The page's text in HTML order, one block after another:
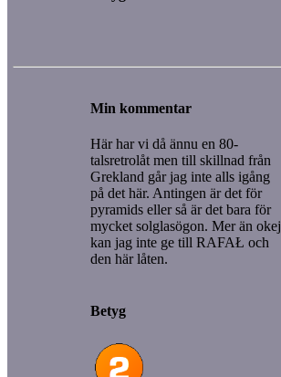
Min kommentar
Här har vi då ännu en 80-
talsretrolåt men till skillnad från
Grekland går jag inte alls igång
på det här. Antingen är det för
pyramids eller så är det bara för
mycket solglasögon. Mer än okej
kan jag inte ge till RAFAŁ och
den här låten.
Betyg